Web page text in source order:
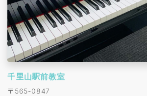
千里山駅前教室
〒565-0847